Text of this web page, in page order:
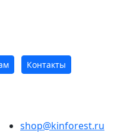
Контакты
shop@kinforest.ru